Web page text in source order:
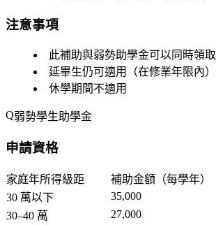
注意事項
此補助與弱勢助學金可以 同時領取
延畢生仍可適用（在修業年限內）
休學期間不適用
弱勢學生助學金
申請資格
家庭年所得級距 補助金額（每學年）
30 萬以下
35,000
30–40 萬
27,000